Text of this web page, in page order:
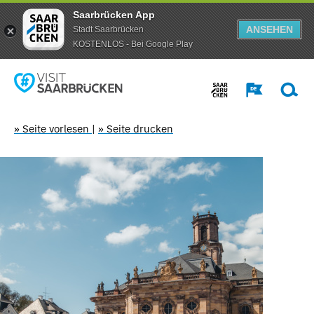
Saarbrücken App
Stadt Saarbrücken
KOSTENLOS - Bei Google Play
ANSEHEN
» Seite vorlesen | » Seite drucken